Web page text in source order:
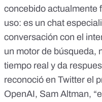
concebido actualmente
uso: es un chat
conversación con el
un motor de búsqueda,
tiempo real y da
reconoció en Twitter el
OpenAI, Sam Altman,